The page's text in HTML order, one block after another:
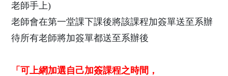
老師手上)
老師會在第一堂課下課後將該課程加簽單送至系辦
待所有老師將加簽單都送至系辦後
「可上網加選自己加簽課程之時間，